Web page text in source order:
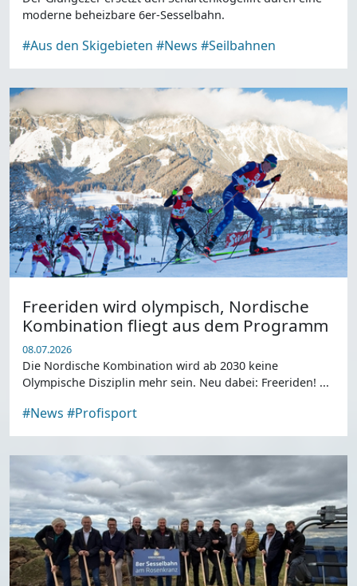
moderne beheizbare 6er-Sesselbahn.
#Aus den Skigebieten #News #Seilbahnen
Freeriden wird olympisch, Nordische
Kombination fliegt aus dem Programm
08.07.2026
Die Nordische Kombination wird ab 2030 keine
Olympische Disziplin mehr sein. Neu dabei: Freeriden! ...
#News #Profisport